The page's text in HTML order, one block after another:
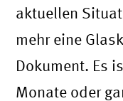
aktuellen
mehr eine
Dokument. Es
Monate oder